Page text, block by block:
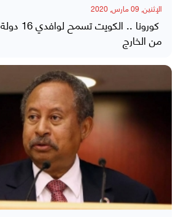
الإثنين, 09 مارس, 2020
كورونا ..
من الخارج